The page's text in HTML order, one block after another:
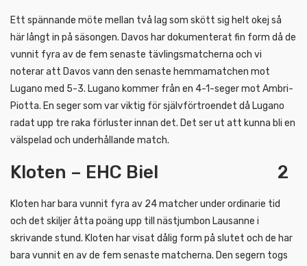
Ett spännande möte mellan två lag som skött sig helt okej så
här långt in på säsongen. Davos har dokumenterat fin form då de
vunnit fyra av de fem senaste tävlingsmatcherna och vi
noterar att Davos vann den senaste hemmamatchen mot
Lugano med 5-3. Lugano kommer från en 4-1-seger mot Ambri-
Piotta. En seger som var viktig för självförtroendet då Lugano
radat upp tre raka förluster innan det. Det ser ut att kunna bli en
välspelad och underhållande match.
Kloten – EHC Biel 2
Kloten har bara vunnit fyra av 24 matcher under ordinarie tid
och det skiljer åtta poäng upp till nästjumbon Lausanne i
skrivande stund. Kloten har visat dålig form på slutet och de har
bara vunnit en av de fem senaste matcherna. Den segern togs